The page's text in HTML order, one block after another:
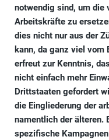
notwendig sind, um die
Arbeitskräfte zu
dies nicht nur aus der
kann, da ganz viel vom
erfreut zur Kenntnis,
nicht einfach mehr
Drittstaaten gefordert
die Eingliederung der
namentlich der älteren.
spezifische